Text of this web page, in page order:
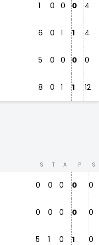
1 0 0 0 4
6 0 1 1 4
5 0 0 0 0
8 0 1 1 12
S T A P S
0 0 0 0 0
0 0 0 0 0
5 1 0 1 0